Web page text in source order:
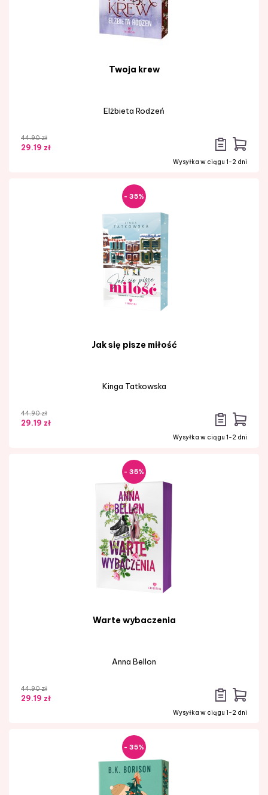
Twoja krew
Elżbieta Rodzeń
44.90 zł
29.19 zł
Wysyłka w ciągu 1-2 dni
- 35%
Jak się pisze miłość
Kinga Tatkowska
44.90 zł
29.19 zł
Wysyłka w ciągu 1-2 dni
- 35%
Warte wybaczenia
Anna Bellon
44.90 zł
29.19 zł
Wysyłka w ciągu 1-2 dni
- 35%